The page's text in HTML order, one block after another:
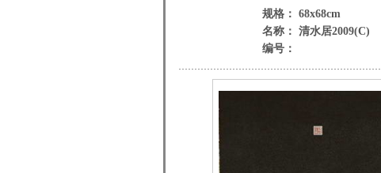
规格： 68x68cm
名称： 清水居2009(C)
编号：